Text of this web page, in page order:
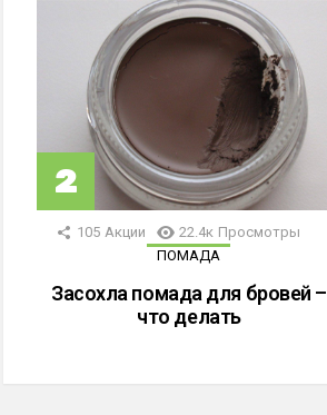
105 Акции 22.4к Просмотры
ПОМАДА
Засохла помада для бровей –
что делать